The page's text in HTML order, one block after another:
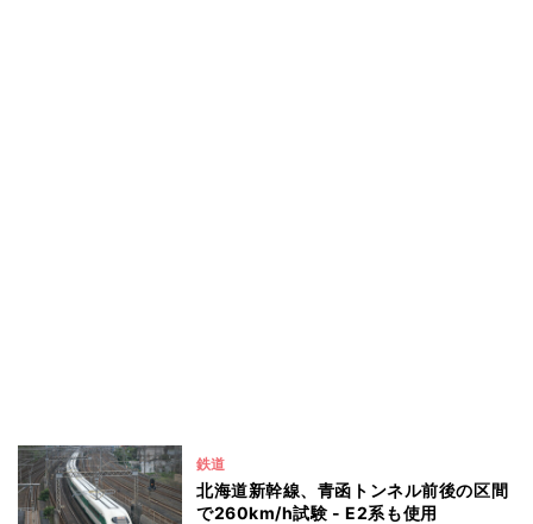
鉄道
北海道新幹線、青函トンネル前後の区間
で260km/h試験 - E2系も使用